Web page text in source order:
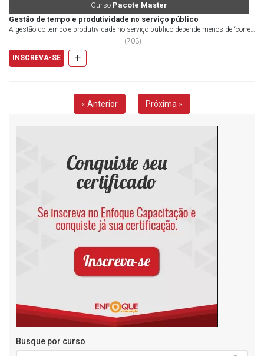
Curso Pacote Master
Gestão de tempo e produtividade no serviço público
A gestão do tempo e produtividade no serviço público depende menos de “correr
mais” e mais de decidir melhor: o que...
(703)
INSCREVA-SE
+
« Anterior Próxima »
Busque por curso